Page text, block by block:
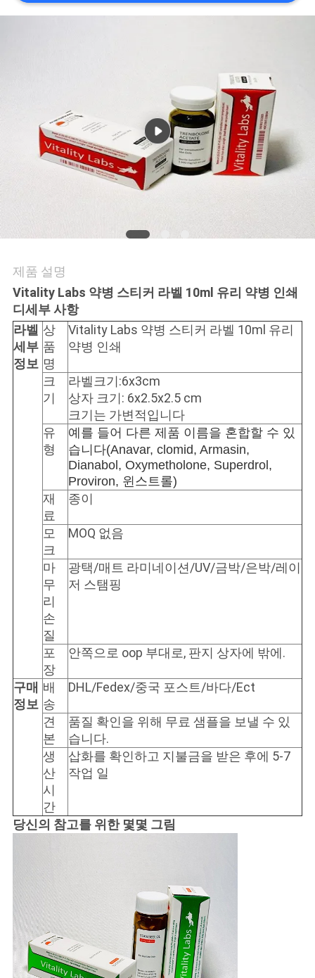
리
요
뉴
경
우
사
PRIVACY
POLICY
제품 설명
Vitality Labs 약병 스티커 라벨 10ml 유리 약병 인쇄
디 세부 사항
라벨
세부
정보
상
품
명
Vitality Labs 약병 스티커 라벨 10ml 유리
약병 인쇄
크
기
라벨크기:6x3cm
상자 크기: 6x2.5x2.5 cm
크기는 가변적입니다
유
형
예를 들어 다른 제품 이름을 혼합할 수 있
습니다(Anavar, clomid, Armasin,
Dianabol, Oxymetholone, Superdrol,
Proviron, 윈스트롤)
재
료
종이
모
크
MOQ 없음
마
무
리
손
질
광택/매트 라미네이션/UV/금박/은박/레이
저 스탬핑
포
장
안쪽으로 oop 부대로, 판지 상자에 밖에.
구매
정보
배
송
DHL/Fedex/중국 포스트/바다/Ect
견
본
품질 확인을 위해 무료 샘플을 보낼 수 있
습니다.
생
산
시
간
삽화를 확인하고 지불금을 받은 후에 5-7
작업 일
당신의 참고를 위한 몇몇 그림